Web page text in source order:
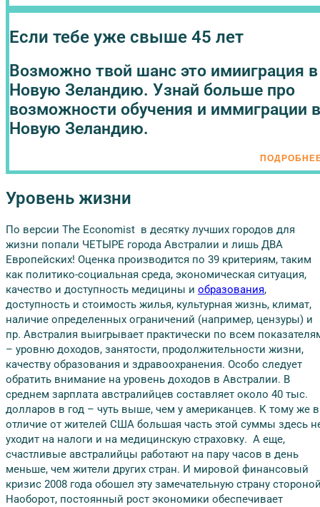
Если тебе уже свыше 45 лет
Возможно твой шанс это имииграция в
Новую Зеландию. Узнай больше про
возможности обучения и иммиграции в
Новую Зеландию.
Уровень жизни
По версии The Economist в десятку лучших городов для
жизни попали ЧЕТЫРЕ города Австралии и лишь ДВА
Европейских! Оценка производится по 39 критериям, таким
как политико-социальная среда, экономическая ситуация,
качество и доступность медицины и образования,
доступность и стоимость жилья, культурная жизнь, климат,
наличие определенных ограничений (например, цензуры) и
пр. Австралия выигрывает практически по всем
– уровню доходов, занятости, продолжительности жизни,
качеству образования и здравоохранения. Особо следует
обратить внимание на уровень доходов в Австралии. В
среднем зарплата австралийцев составляет около 40 тыс.
долларов в год – чуть выше, чем у американцев. К тому же в
отличие от жителей США большая часть этой суммы здесь
уходит на налоги и на медицинскую страховку. А еще,
счастливые австралийцы работают на пару часов в день
меньше, чем жители других стран. И мировой финансовый
кризис 2008 года обошел эту замечательную страну
Наоборот, постоянный рост экономики обеспечивает